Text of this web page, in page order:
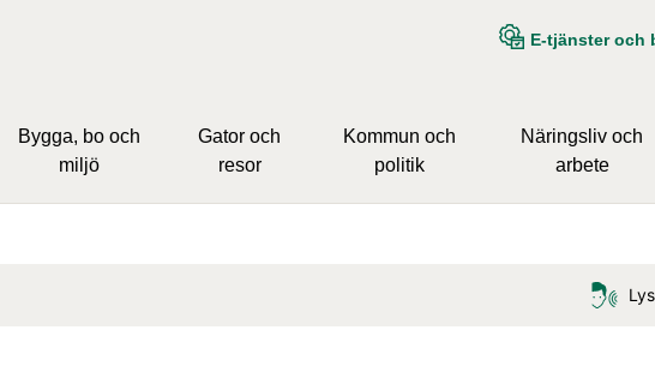
E-tjänster och
Bygga, bo och
miljö
Gator och
resor
Kommun och
politik
Näringsliv och
arbete